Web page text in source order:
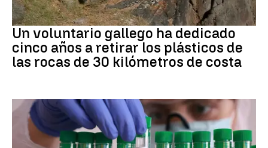
Medio ambiente
Un voluntario gallego ha dedicado
cinco años a retirar los plásticos de
las rocas de 30 kilómetros de costa